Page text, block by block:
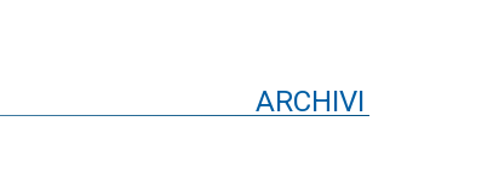
ARCHIVI